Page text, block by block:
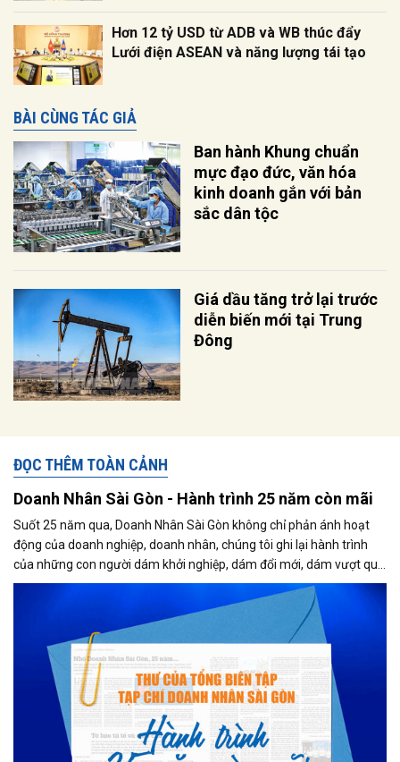
Hơn 12 tỷ USD từ ADB và WB thúc đẩy
Lưới điện ASEAN và năng lượng tái tạo
BÀI CÙNG TÁC GIẢ
Ban hành Khung chuẩn
mực đạo đức, văn hóa
kinh doanh gắn với bản
sắc dân tộc
Giá dầu tăng trở lại trước
diễn biến mới tại Trung
Đông
ĐỌC THÊM TOÀN CẢNH
Doanh Nhân Sài Gòn - Hành trình 25 năm còn mãi
Suốt 25 năm qua, Doanh Nhân Sài Gòn không chỉ phản ánh hoạt
động của doanh nghiệp, doanh nhân, chúng tôi ghi lại hành trình
của những con người dám khởi nghiệp, dám đổi mới, dám vượt qua
thất bại để tạo dựng giá trị cho xã hội...